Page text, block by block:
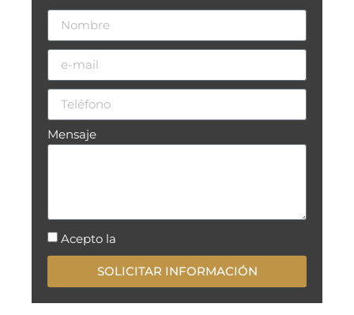
Mensaje
Acepto la
SOLICITAR INFORMACIÓN